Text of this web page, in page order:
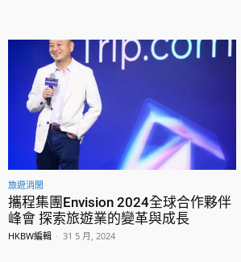
旅遊消閒
攜程集團Envision 2024全球合作夥伴
峰會 探索旅遊業的變革與成長
HKBW編輯 - 31 5 月, 2024